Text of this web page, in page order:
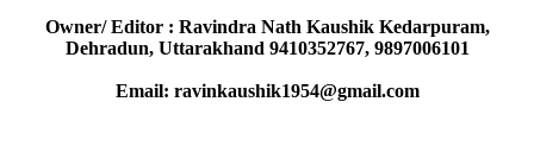
Owner/ Editor : Ravindra Nath Kaushik Kedarpuram,
Dehradun, Uttarakhand 9410352767, 9897006101
Email: ravinkaushik1954@gmail.com